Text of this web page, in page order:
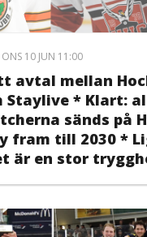
ONS 10 JUN 11:00
avtal mellan
Staylive * Klart:
sänds på
fram till 2030 *
är en stor